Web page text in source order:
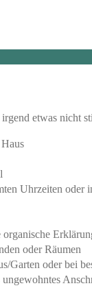
etwas nicht
Uhrzeiten oder
oder Räumen
Garten oder bei
ungewohntes